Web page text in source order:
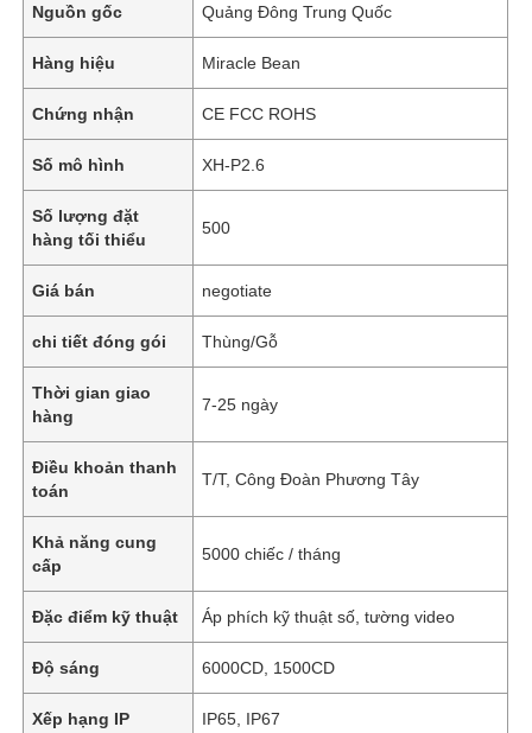
Nguồn gốc Quảng Đông Trung Quốc
Hàng hiệu Miracle Bean
Chứng nhận CE FCC ROHS
Số mô hình XH-P2.6
Số lượng đặt
hàng tối thiểu
500
Giá bán negotiate
chi tiết đóng gói Thùng/Gỗ
Thời gian giao
hàng
7-25 ngày
Điều khoản thanh
toán
T/T, Công Đoàn Phương Tây
Khả năng cung
cấp
5000 chiếc / tháng
Đặc điểm kỹ thuật Áp phích kỹ thuật số, tường video
Độ sáng 6000CD, 1500CD
Xếp hạng IP IP65, IP67